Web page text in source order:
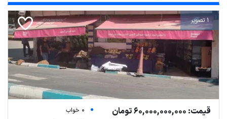
1 تصویر
قیمت: 60,000,000,000 تومان
0 خواب